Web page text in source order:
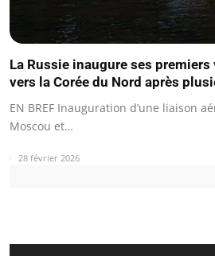
La Russie inaugure ses
vers la Corée du Nord après
EN BREF Inauguration d’une liaison
Moscou et…
28 février 2026